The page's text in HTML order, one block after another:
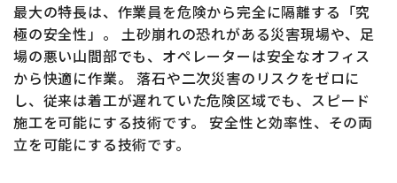
最大の特長は、作業員を危険から完全に隔離する「究
極の安全性」。
土砂崩れの恐れがある災害現場や、足
場の悪い山間部でも、オペレーターは安全なオフィス
から快適に作業。
落石や二次災害のリスクをゼロに
し、従来は着工が遅れていた危険区域でも、スピード
施工を可能にする技術です。
安全性と効率性、その両
立を可能にする技術です。